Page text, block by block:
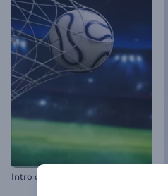
Intro de Partida de Futebol